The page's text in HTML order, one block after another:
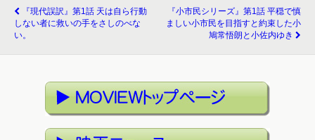
『現代誤訳』第1話 天は自ら行動
しない者に救いの手をさしのべな
い。
『小市民シリーズ』第1話 平穏で慎
ましい小市民を目指すと約束した小
鳩常悟朗と小佐内ゆき